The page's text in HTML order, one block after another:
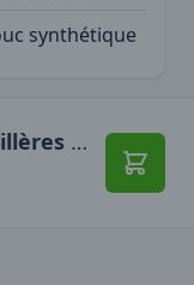
synthétique
Blåkläder 4032 Genouillères Gel 25 mm